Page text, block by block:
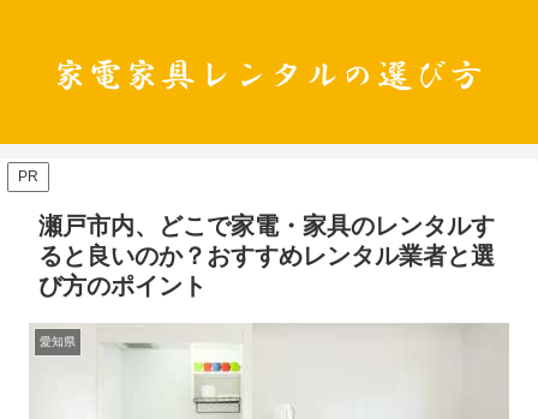
PR
瀬戸市内、どこで家電・家具のレンタルす
ると良いのか？おすすめレンタル業者と選
び方のポイント
愛知県